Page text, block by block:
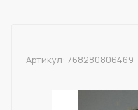
Артикул: 768280806469